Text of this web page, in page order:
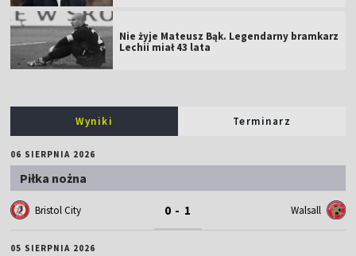
Nie żyje Mateusz Bąk. Legendarny bramkarz
Lechii miał 43 lata
Wyniki Terminarz
06 SIERPNIA 2026
Piłka nożna
Bristol City 0 - 1 Walsall
05 SIERPNIA 2026